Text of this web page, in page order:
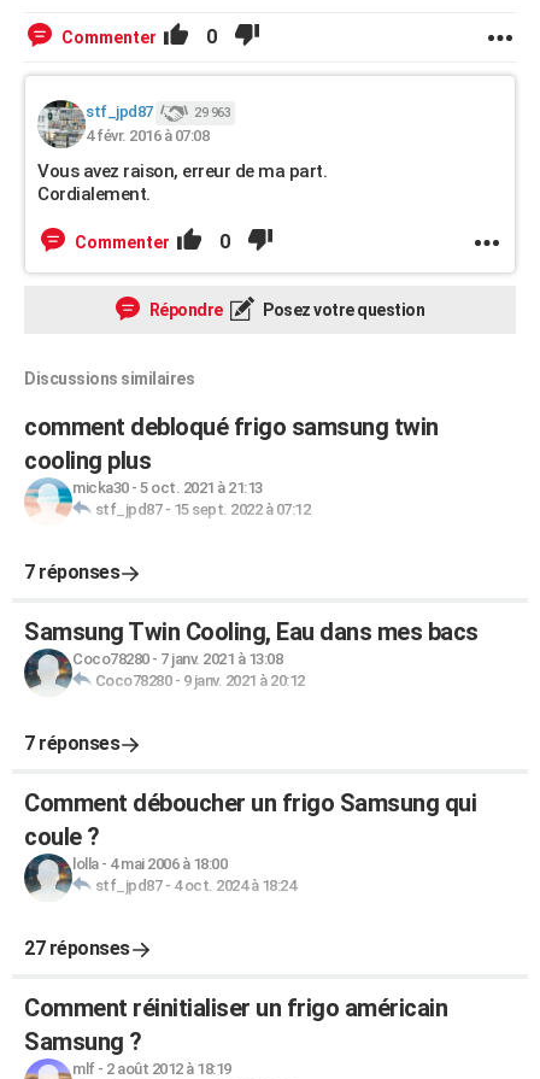
Commenter 0
stf_jpd87 29 963
4 févr. 2016 à 07:08
Vous avez raison, erreur de ma part.
Cordialement.
Commenter 0
Répondre Posez votre question
Discussions similaires
comment debloqué frigo samsung twin
cooling plus
micka30- 5 oct. 2021 à 21:13
stf_jpd87- 15 sept. 2022 à 07:12
7 réponses
Samsung Twin Cooling, Eau dans mes bacs
Coco78280- 7 janv. 2021 à 13:08
Coco78280- 9 janv. 2021 à 20:12
7 réponses
Comment déboucher un frigo Samsung qui
coule ?
lolla- 4 mai 2006 à 18:00
stf_jpd87- 4 oct. 2024 à 18:24
27 réponses
Comment réinitialiser un frigo américain
Samsung ?
mlf- 2 août 2012 à 18:19